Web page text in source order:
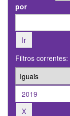
por
Filtros correntes: